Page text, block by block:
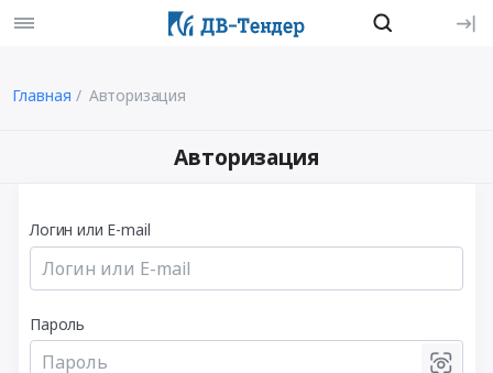
Главная Авторизация
Авторизация
Логин или E-mail
Пароль